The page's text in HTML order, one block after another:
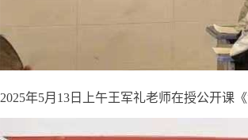
2025年5月13日上午王军礼老师在授公开课